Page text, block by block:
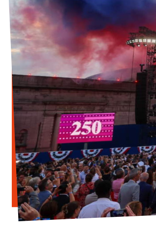
Vacatures
Word vrijwilliger